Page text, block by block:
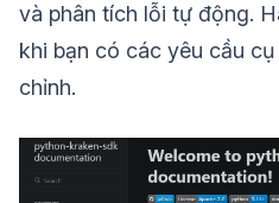
và phân tích lỗi tự động.
khi bạn có các yêu cầu
chỉnh.